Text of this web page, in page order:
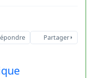
Partager